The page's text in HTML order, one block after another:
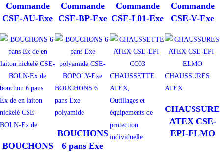
Commande
CSE-AU-Exe
Commande
CSE-BP-Exe
Commande
CSE-L01-Exe
Commande
CSE-V-Exe
bouchon 6 pans
Ex de en laiton
nickelé CSE-
BOLN-Ex de
BOUCHONS
BOUCHONS 6
pans Exe
polyamide
BOUCHONS
6 pans Exe
CHAUSSETTE
ATEX,
Outillages et
équipements de
protection
individuelle
CHAUSSURES
ATEX
ATEX CSE-
EPI-ELMO